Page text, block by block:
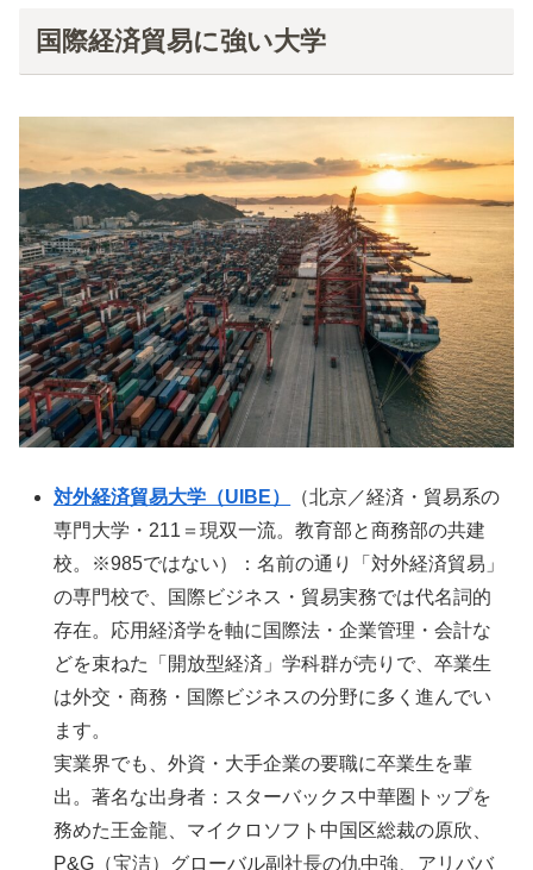
国際経済貿易に強い大学
対外経済貿易大学（UIBE）
（北京／経済・貿易系の
専門大学・211＝現双一流。教育部と商務部の共建
校。※985ではない）：名前の通り「対外経済貿易」
の専門校で、国際ビジネス・貿易実務では代名詞的
存在。応用経済学を軸に国際法・企業管理・会計な
どを束ねた「開放型経済」学科群が売りで、卒業生
は外交・商務・国際ビジネスの分野に多く進んでい
ます。
実業界でも、外資・大手企業の要職に卒業生を輩
出。著名な出身者：スターバックス中華圏トップを
務めた王金龍、マイクロソフト中国区総裁の原欣、
P&G（宝洁）グローバル副社長の仇中強、アリババ